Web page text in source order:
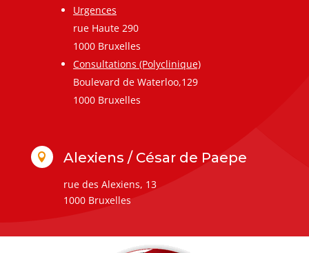
Urgences
rue Haute 290
1000 Bruxelles
Consultations (Polyclinique)
Boulevard de Waterloo,129
1000 Bruxelles
 Alexiens / César de Paepe
rue des Alexiens, 13
1000 Bruxelles